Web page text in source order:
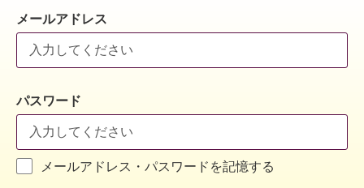
メールアドレス
パスワード
メールアドレス・パスワードを記憶する